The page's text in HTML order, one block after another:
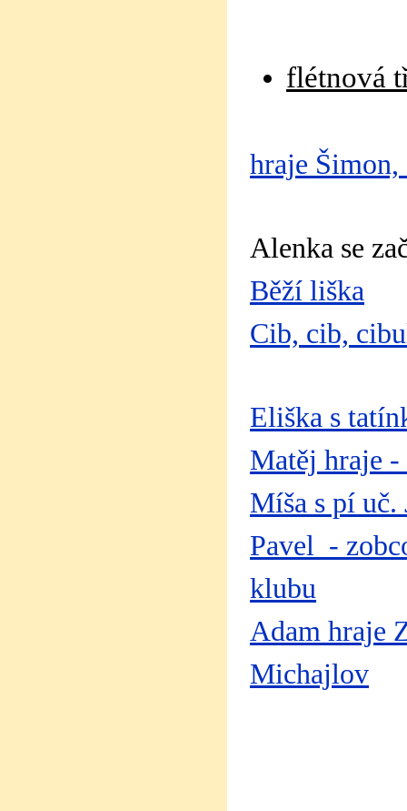
flétnová
hraje
Alenka se
Běží liška
Cib, cib,
Eliška s
Matěj hraje -
Míša s pí uč.
Pavel -
klubu
Adam hraje
Michajlov